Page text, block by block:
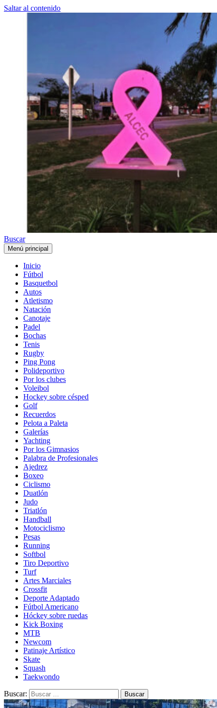
Saltar al contenido
Buscar
Menú principal
Inicio
Fútbol
Basquetbol
Autos
Atletismo
Natación
Canotaje
Padel
Bochas
Tenis
Rugby
Ping Pong
Polideportivo
Por los clubes
Voleibol
Hockey sobre césped
Golf
Recuerdos
Pelota a Paleta
Galerías
Yachting
Por los Gimnasios
Palabra de Profesionales
Ajedrez
Boxeo
Ciclismo
Duatlón
Judo
Triatlón
Handball
Motociclismo
Pesas
Running
Softbol
Tiro Deportivo
Turf
Artes Marciales
Crossfit
Deporte Adaptado
Fútbol Americano
Hóckey sobre ruedas
Kick Boxing
MTB
Newcom
Patinaje Artístico
Skate
Squash
Taekwondo
Buscar: